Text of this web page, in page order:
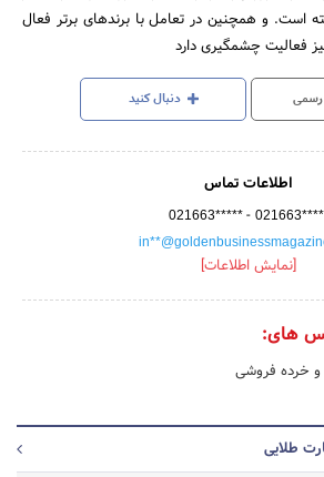
است. و همچنین در تعامل با برندهای برتر فعال
فعالیت چشمگیری دارد
دنبال کنید
اطلاعات تماس
021663***** -
[نمایش اطلاعات]
های:
خرده فروشی
طلایی